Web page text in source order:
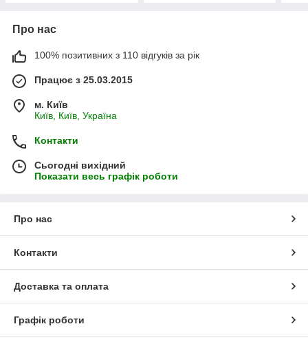
Про нас
100% позитивних з 110 відгуків за рік
Працює з 25.03.2015
м. Київ
Київ, Київ, Україна
Контакти
Сьогодні вихідний
Показати весь графік роботи
Про нас
Контакти
Доставка та оплата
Графік роботи